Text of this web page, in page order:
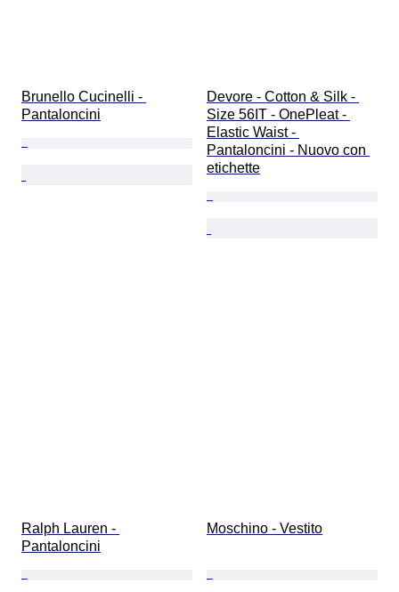
Brunello Cucinelli -
Pantaloncini
Devore - Cotton & Silk -
Size 56IT - OnePleat -
Elastic Waist -
Pantaloncini - Nuovo con
etichette
Ralph Lauren -
Pantaloncini
Moschino - Vestito